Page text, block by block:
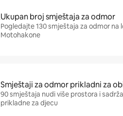
Ukupan broj smještaja za odmor
Pogledajte 130 smještaja za odmor na
Motohakone
Smještaji za odmor prikladni za
90 smještaja nudi više prostora i
prikladne za djecu